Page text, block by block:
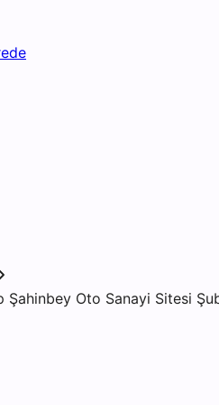
Şahinbey Oto Sanayi Sitesi